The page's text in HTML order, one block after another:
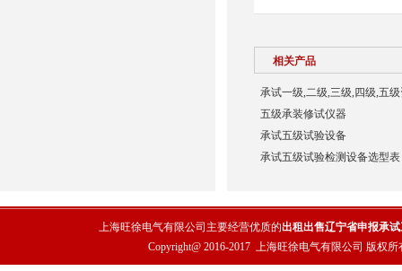
相关产品
承试一级,二级,三级,四级,五
五级承装修试仪器
承试五级试验设备
承试五级试验检测设备选型表
上海旺徐电气有限公司主要经营优质的出租出售辽宁省申报承
Copyright@ 2016-2017 上海旺徐电气有限公司 版权